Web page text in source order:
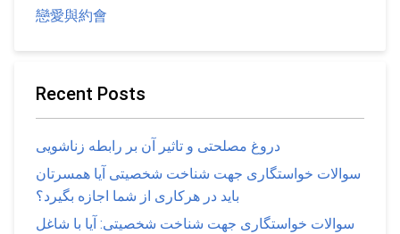
戀愛與約會
Recent Posts
دروغ مصلحتی و تاثیر آن بر رابطه زناشویی
سوالات خواستگاری جهت شناخت شخصیتی آیا همسرتان
باید در هرکاری از شما اجازه بگیرد؟
سوالات خواستگاری جهت شناخت شخصیتی: آیا با شاغل